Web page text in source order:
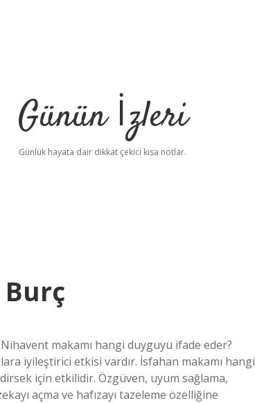
Günün İzleri
Günlük hayata dair dikkat çekici kısa notlar.
makamı hangi duyguyu ifade eder?
iyileştirici etkisi vardır. İsfahan makamı hangi
için etkilidir. Özgüven, uyum sağlama,
açma ve hafızayı tazeleme özelliğine